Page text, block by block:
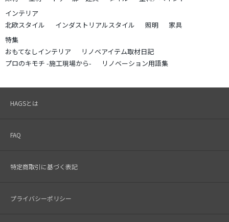
インテリア
北欧スタイル
インダストリアルスタイル 照明
家具
特集
おもてなしインテリア
リノベアイテム取材日記
プロのキモチ -施工現場から-
リノベーション用語集
HAGSとは
FAQ
特定商取引に基づく表記
プライバシーポリシー